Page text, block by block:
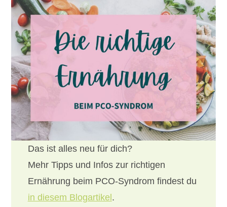
Das ist alles neu für dich?
Mehr Tipps und Infos zur richtigen
Ernährung beim PCO-Syndrom findest du
in diesem Blogartikel .